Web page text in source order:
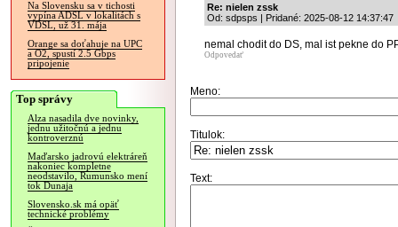
Na Slovensku sa v tichosti
vypína ADSL v lokalitách s
VDSL, už 31. mája
Orange sa doťahuje na UPC
a O2, spustí 2.5 Gbps
pripojenie
Top správy
Alza nasadila dve novinky,
jednu užitočnú a jednu
kontroverznú
Maďarsko jadrovú elektráreň
nakoniec kompletne
neodstavilo, Rumunsko mení
tok Dunaja
Slovensko.sk má opäť
technické problémy
Re: nielen zssk
Od: sdpsps | Pridané: 2025-08-12 14:37:47
nemal chodit do DS, mal ist pekne do
Odpovedať
Meno:
Titulok:
Text: